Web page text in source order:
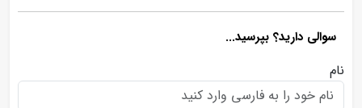
سوالی دارید؟ بپرسید...
نام